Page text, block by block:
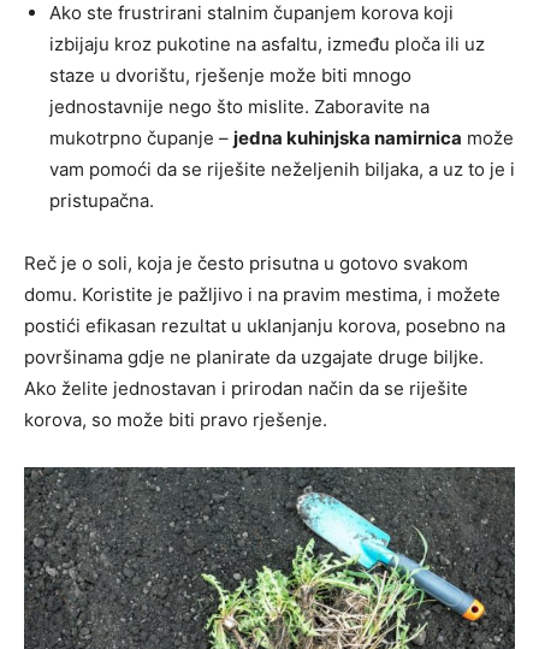
Ako ste frustrirani stalnim čupanjem korova koji
izbijaju kroz pukotine na asfaltu, između ploča ili uz
staze u dvorištu, rješenje može biti mnogo
jednostavnije nego što mislite. Zaboravite na
mukotrpno čupanje – jedna kuhinjska namirnica može
vam pomoći da se riješite neželjenih biljaka, a uz to je i
pristupačna.
Reč je o soli, koja je često prisutna u gotovo svakom
domu. Koristite je pažljivo i na pravim mestima, i možete
postići efikasan rezultat u uklanjanju korova, posebno na
površinama gdje ne planirate da uzgajate druge biljke.
Ako želite jednostavan i prirodan način da se riješite
korova, so može biti pravo rješenje.